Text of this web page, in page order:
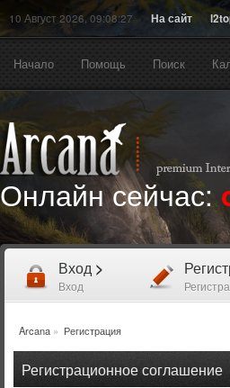
10 Август 2026, 09:08:27 На сайт
Начало Помощь Поиск
Онлайн сейчас:
Вход >
Вход
Arcana » Регистрация
Регистрационное соглашение